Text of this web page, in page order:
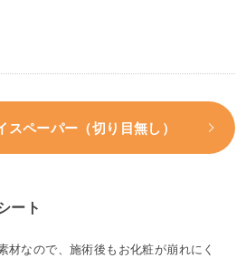
スペーパー（切り目無し）
ート
材なので、施術後もお化粧が崩れにく